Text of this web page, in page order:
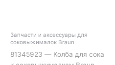
Запчасти и аксессуары для
соковыжималок Braun
81345923 — Колба для сока